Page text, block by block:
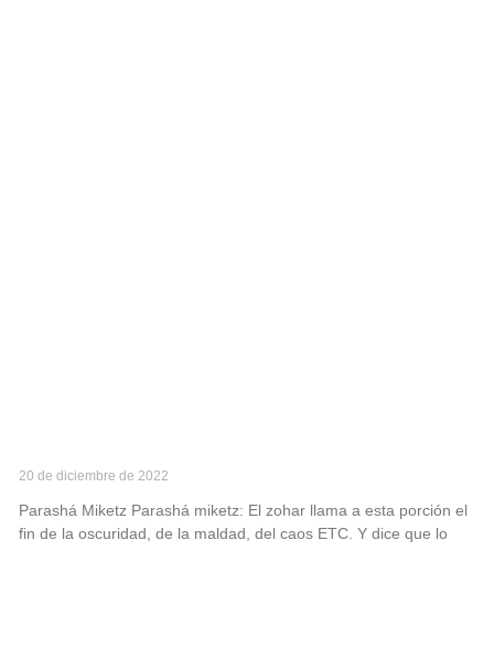
20 de diciembre de 2022
Parashá Miketz Parashá miketz: El zohar llama a esta porción el
fin de la oscuridad, de la maldad, del caos ETC. Y dice que lo